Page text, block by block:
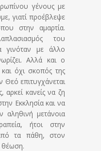
γένους με
γιατί προέβλεψε
στην αμαρτία.
του
γινόταν με άλλο
Αλλά και ο
όχι σκοπός της
επιτυγχάνεται
κανείς να ζη
Εκκλησία και να
αληθινή μετάνοια
ήτοι στην
τα πάθη, στον
θέωση.